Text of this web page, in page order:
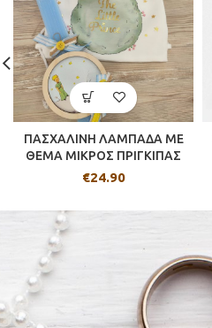
ΠΑΣΧΑΛΙΝΗ ΛΑΜΠΑΔΑ ΜΕ
ΘΕΜΑ ΜΙΚΡΟΣ ΠΡΙΓΚΙΠΑΣ
€24.90